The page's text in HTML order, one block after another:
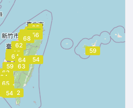
63
62
61
65
65
59
63
65
54
64
62
71
68
54
50
59
60
75
64
64
62
62
56
62
64
59
56
66
71
63
85
65
62
54
62
56
64
64
64